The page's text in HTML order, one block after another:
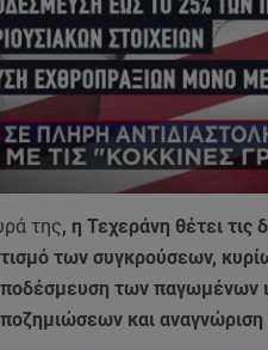
της, η Τεχεράνη θέτει τις
των συγκρούσεων,
των παγωμένων
και αναγνώριση